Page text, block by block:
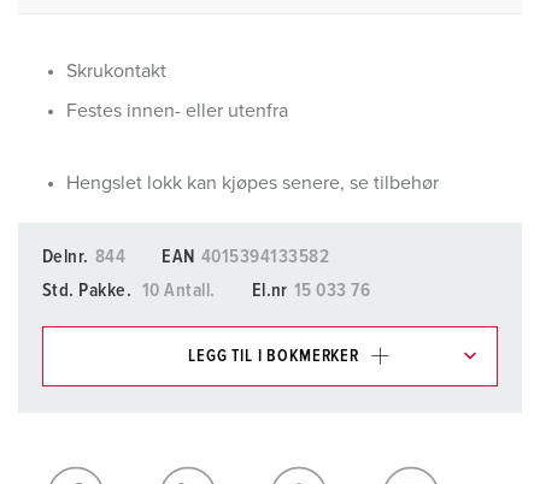
Skrukontakt
Festes innen- eller utenfra
Hengslet lokk kan kjøpes senere, se tilbehør
Delnr. 844 EAN 4015394133582
Std. Pakke.
10 Antall. El.nr 15 033 76
LEGG TIL I BOKMERKER
Min liste LEGG TIL